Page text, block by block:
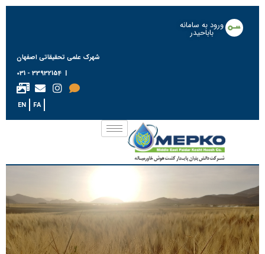
ورود به سامانه
باباحیدر
شهرک علمی تحقیقاتی اصفهان
| 33932154 - 031
FA
EN